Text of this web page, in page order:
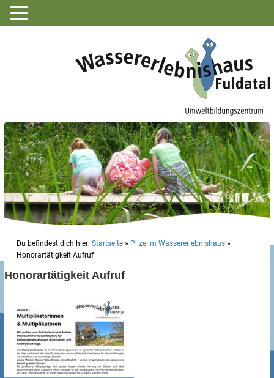
Du befindest dich hier: Startseite » Pilze im Wassererlebnishaus »
Honorartätigkeit Aufruf
Honorartätigkeit Aufruf